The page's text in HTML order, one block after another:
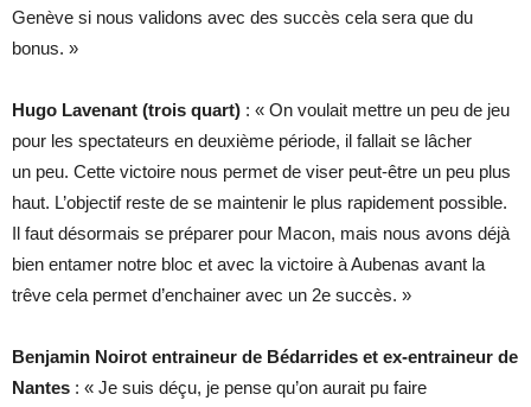
Genève si nous validons avec des succès cela sera que du
bonus. »
Hugo Lavenant (trois quart) : « On voulait mettre un peu de jeu
pour les spectateurs en deuxième période, il fallait se lâcher
un peu. Cette victoire nous permet de viser peut-être un peu plus
haut. L’objectif reste de se maintenir le plus rapidement possible.
Il faut désormais se préparer pour Macon, mais nous avons déjà
bien entamer notre bloc et avec la victoire à Aubenas avant la
trêve cela permet d’enchainer avec un 2e succès. »
Benjamin Noirot entraineur de Bédarrides et ex-entraineur de
Nantes : « Je suis déçu, je pense qu’on aurait pu faire